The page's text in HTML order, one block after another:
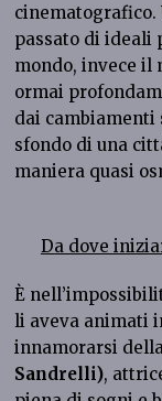
passato di ideali
mondo, invece il
ormai
dai cambiamenti
sfondo di una
maniera quasi
Da dove
È
li aveva animati
innamorarsi
Sandrelli),